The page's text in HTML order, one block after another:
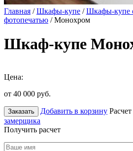
Главная /Шкафы-купе /Шкафы-купе
фотопечатью / Монохром
Шкаф-купе
Цена:
от 40 000 руб.
Заказать Добавить в корзину
замерщика
Получить расчет